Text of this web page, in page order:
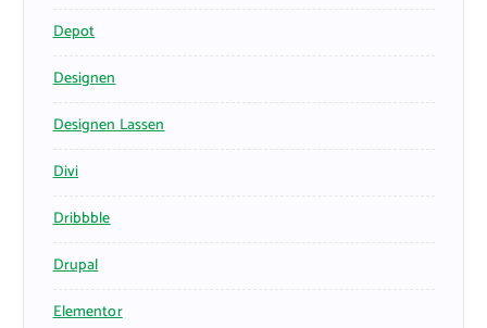
Depot
Designen
Designen Lassen
Divi
Dribbble
Drupal
Elementor